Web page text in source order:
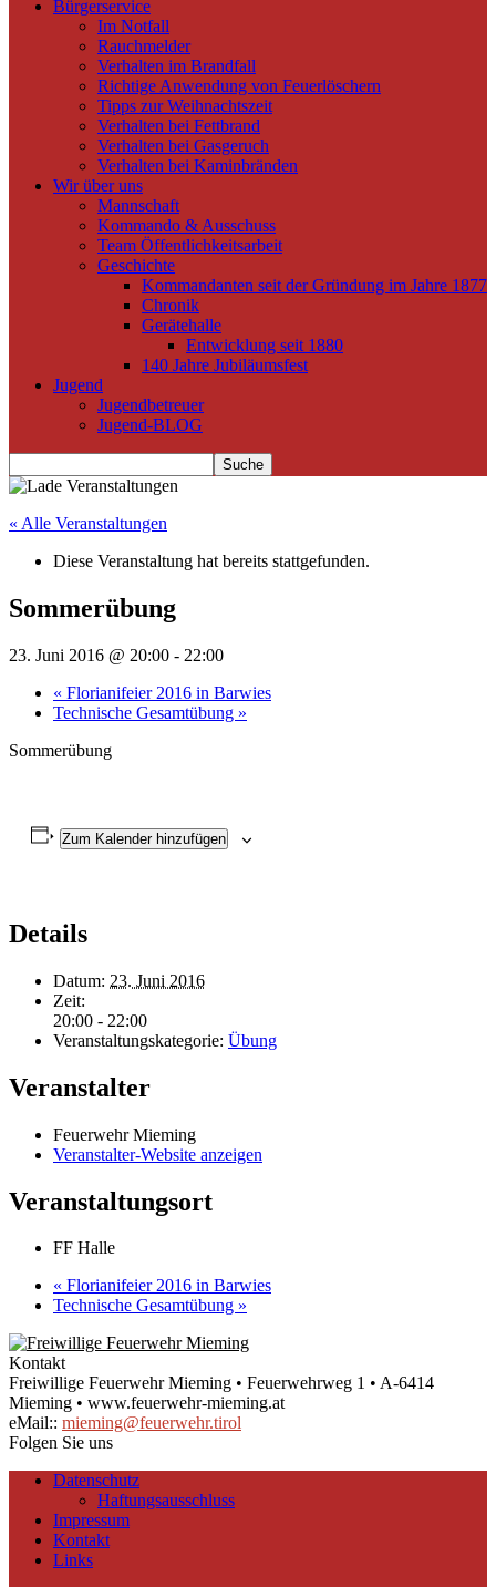
Bürgerservice
Im Notfall
Rauchmelder
Verhalten im Brandfall
Richtige Anwendung von Feuerlöschern
Tipps zur Weihnachtszeit
Verhalten bei Fettbrand
Verhalten bei Gasgeruch
Verhalten bei Kaminbränden
Wir über uns
Mannschaft
Kommando & Ausschuss
Team Öffentlichkeitsarbeit
Geschichte
Kommandanten seit der Gründung im Jahre 1877
Chronik
Gerätehalle
Entwicklung seit 1880
140 Jahre Jubiläumsfest
Jugend
Jugendbetreuer
Jugend-BLOG
« Alle Veranstaltungen
Diese Veranstaltung hat bereits stattgefunden.
Sommerübung
23. Juni 2016 @ 20:00 - 22:00
« Florianifeier 2016 in Barwies
Technische Gesamtübung »
Sommerübung
Zum Kalender hinzufügen
Details
Datum: 23. Juni 2016
Zeit:
20:00 - 22:00
Veranstaltungskategorie: Übung
Veranstalter
Feuerwehr Mieming
Veranstalter-Website anzeigen
Veranstaltungsort
FF Halle
« Florianifeier 2016 in Barwies
Technische Gesamtübung »
Kontakt
Freiwillige Feuerwehr Mieming • Feuerwehrweg 1 • A-6414
Mieming • www.feuerwehr-mieming.at
eMail:: mieming@feuerwehr.tirol
Folgen Sie uns
Datenschutz
Haftungsausschluss
Impressum
Kontakt
Links